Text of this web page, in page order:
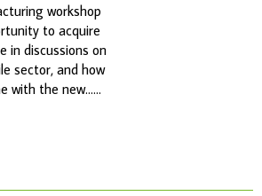
workshop
to acquire
in discussions on
sector, and how
with the new......